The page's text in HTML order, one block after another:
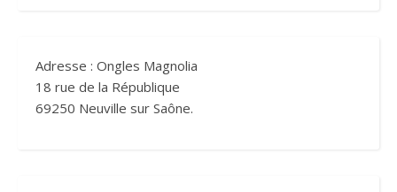
Adresse : Ongles Magnolia
18 rue de la République
69250 Neuville sur Saône.